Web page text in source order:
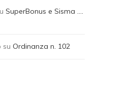
SuperBonus e Sisma ….
su Ordinanza n. 102